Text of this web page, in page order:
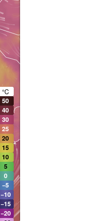
°C
50
40
30
25
20
15
10
5
0
−5
−10
−15
−20